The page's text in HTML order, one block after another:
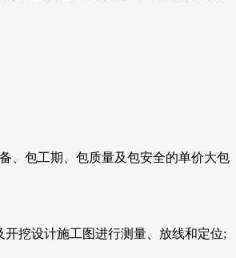
、包工期、包质量及包安全的单价大包
开挖设计施工图进行测量、放线和定位;